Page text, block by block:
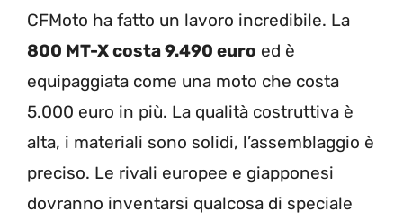
CFMoto ha fatto un lavoro incredibile. La
800 MT-X costa 9.490 euro ed è
equipaggiata come una moto che costa
5.000 euro in più. La qualità costruttiva è
alta, i materiali sono solidi, l’assemblaggio è
preciso. Le rivali europee e giapponesi
dovranno inventarsi qualcosa di speciale